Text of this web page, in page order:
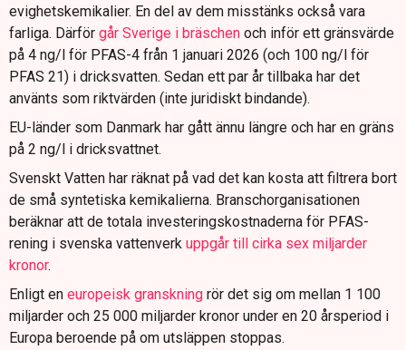
evighetskemikalier. En del av dem misstänks också vara
farliga. Därför går Sverige i bräschen och inför ett gränsvärde
på 4 ng/l för PFAS-4 från 1 januari 2026 (och 100 ng/l för
PFAS 21) i dricksvatten. Sedan ett par år tillbaka har det
använts som riktvärden (inte juridiskt bindande).
EU-länder som Danmark har gått ännu längre och har en gräns
på 2 ng/l i dricksvattnet.
Svenskt Vatten har räknat på vad det kan kosta att filtrera bort
de små syntetiska kemikalierna. Branschorganisationen
beräknar att de totala investeringskostnaderna för PFAS-
rening i svenska vattenverk uppgår till cirka sex miljarder
kronor.
Enligt en europeisk granskning rör det sig om mellan 1 100
miljarder och 25 000 miljarder kronor under en 20 årsperiod i
Europa beroende på om utsläppen stoppas.